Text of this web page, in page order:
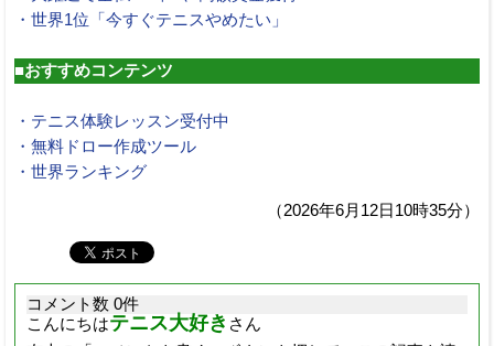
・世界1位「今すぐテニスやめたい」
■おすすめコンテンツ
・テニス体験レッスン受付中
・無料ドロー作成ツール
・世界ランキング
（2026年6月12日10時35分）
コメント数 0件
こんにちはテニス大好き さん